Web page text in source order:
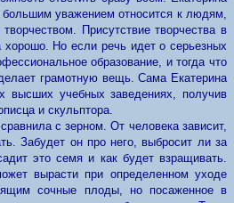
уважением относится к людям,
Присутствие творчества в
хорошо. Но если речь идет о серьезных
образование, и тогда что
грамотную вещь. Сама Екатерина
высших учебных заведениях, получив
и скульптора.
с зерном. От человека зависит,
Забудет он про него, выбросит ли за
это семя и как будет взращивать.
вырасти при определенном уходе
сочные плоды, но посаженное в